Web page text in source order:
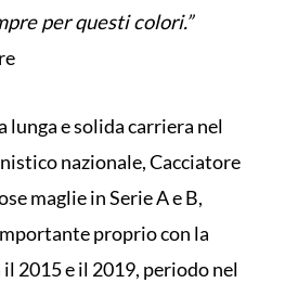
per questi colori.”
lunga e solida carriera nel
nazionale, Cacciatore
maglie in Serie A e B,
proprio con la
2015 e il 2019, periodo nel